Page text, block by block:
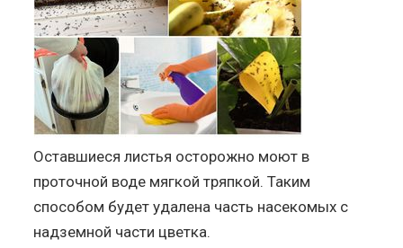
Оставшиеся листья осторожно моют в
проточной воде мягкой тряпкой. Таким
способом будет удалена часть насекомых с
надземной части цветка.